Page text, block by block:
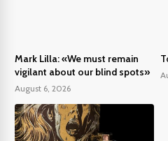
Mark Lilla: «We must remain
vigilant about our blind spots»
August 6, 2026